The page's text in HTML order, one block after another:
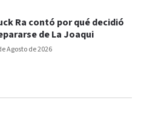
Agosto de 2026
Ra contó por qué decidió
de La Joaqui